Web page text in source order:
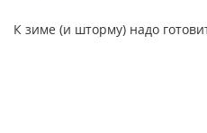
К зиме (и шторму) надо